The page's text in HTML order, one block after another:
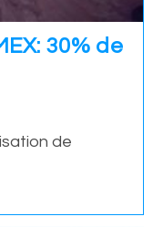
30% de
de